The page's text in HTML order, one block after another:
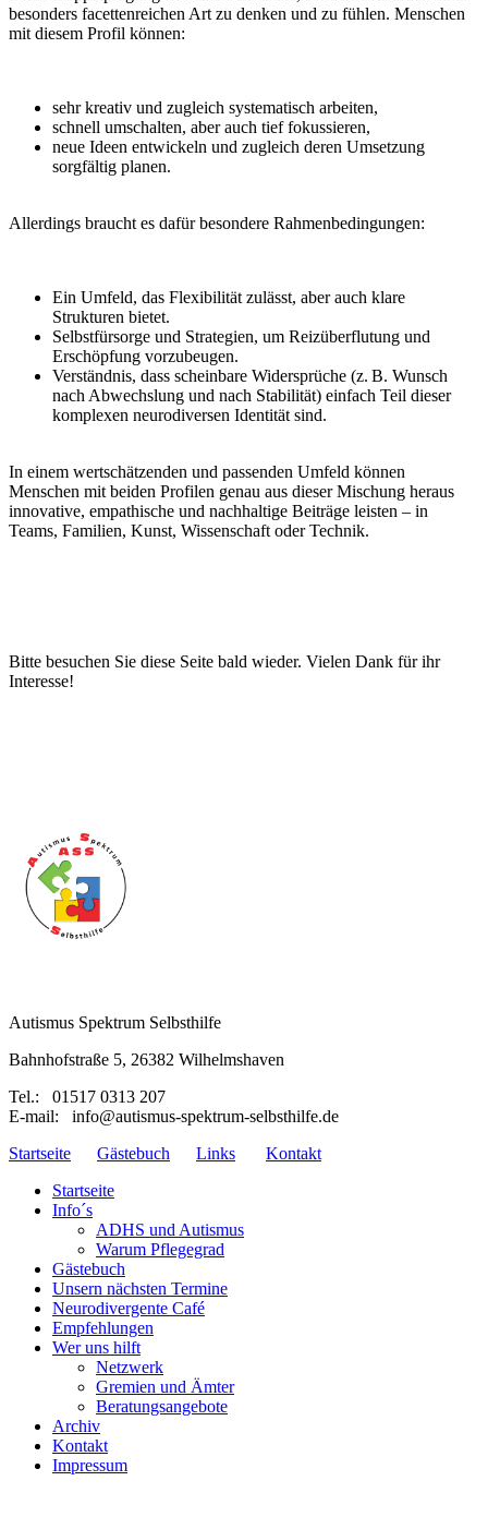
besonders facettenreichen Art zu denken und zu fühlen. Menschen
mit diesem Profil können:
sehr kreativ und zugleich systematisch arbeiten,
schnell umschalten, aber auch tief fokussieren,
neue Ideen entwickeln und zugleich deren Umsetzung
sorgfältig planen.
Allerdings braucht es dafür besondere Rahmenbedingungen:
Ein Umfeld, das Flexibilität zulässt, aber auch klare
Strukturen bietet.
Selbstfürsorge und Strategien, um Reizüberflutung und
Erschöpfung vorzubeugen.
Verständnis, dass scheinbare Widersprüche (z. B. Wunsch
nach Abwechslung und nach Stabilität) einfach Teil dieser
komplexen neurodiversen Identität sind.
In einem wertschätzenden und passenden Umfeld können
Menschen mit beiden Profilen genau aus dieser Mischung heraus
innovative, empathische und nachhaltige Beiträge leisten – in
Teams, Familien, Kunst, Wissenschaft oder Technik.
Bitte besuchen Sie diese Seite bald wieder. Vielen Dank für ihr
Interesse!
Autismus Spektrum Selbsthilfe
Bahnhofstraße 5, 26382 Wilhelmshaven
Tel.: 01517 0313 207
E-mail: info@autismus-spektrum-selbsthilfe.de
Startseite
Gästebuch Links
Kontakt
Startseite
Info´s
ADHS und Autismus
Warum Pflegegrad
Gästebuch
Unsern nächsten Termine
Neurodivergente Café
Empfehlungen
Wer uns hilft
Netzwerk
Gremien und Ämter
Beratungsangebote
Archiv
Kontakt
Impressum